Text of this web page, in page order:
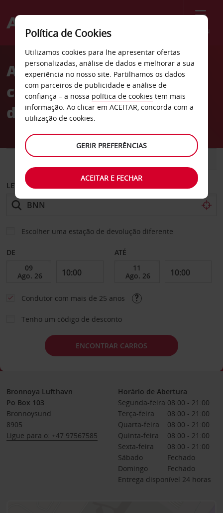
Menu
Welcome
AvisAluguer de
carros Aeroporto
de Brønnøysund
CARRO COMERCIAIS
LEVANTAR EM
Escolher uma estação de devolução diferente
DE ATÉ
Condutor com mais de 25 anos
Tenho um código de desconto
ENCONTRAR CARROS
Bronnoya Lufthavn
Po Box 103
Bronnoysund
8905
Ligue para o: +47 97567585
Horário de Abertura
Segunda-feira 08:00 - 21:00
Terça-feira
08:00 - 21:00
Quarta-feira
08:00 - 21:00
Quinta-feira
08:00 - 21:00
Sexta-feira
08:00 - 21:00
Sábado
Fechado
Domingo
Fechado
Entrega disponível 24 horas
Política de Cookies
Utilizamos cookies para lhe apresentar ofertas
personalizadas, análise de dados e melhorar a sua
experiência no nosso site. Partilhamos os dados
com parceiros de publicidade e análise de
confiança – a nossa política de cookies tem mais
informação. Ao clicar em ACEITAR, concorda com a
utilização de cookies.
GERIR PREFERÊNCIAS
ACEITAR E FECHAR